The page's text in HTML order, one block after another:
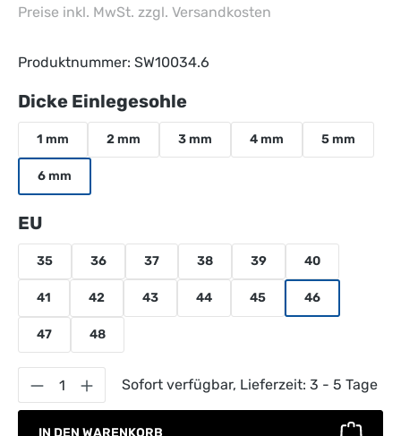
Preise inkl. MwSt. zzgl. Versandkosten
Produktnummer: SW10034.6
Dicke Einlegesohleauswählen
1 mm 2 mm 3 mm 4 mm 5 mm
6 mm
EU
35 36 37 38 39 40
41 42 43 44 45 46
47 48
Produkt Anzahl: Gib den gewünschten
Sofort verfügbar, Lieferzeit: 3 - 5 Tage
IN DEN WARENKORB